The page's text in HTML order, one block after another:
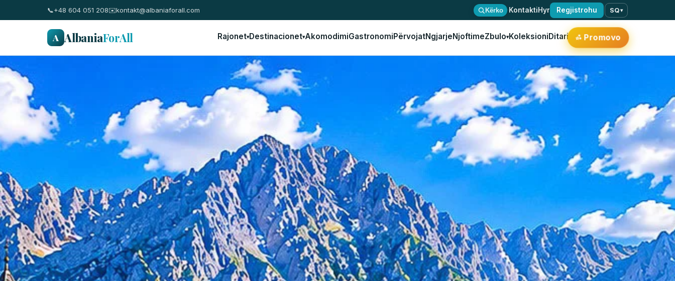
📞+48 604 051 208✉️kontakt@albaniaforall.com Kërko ·KontaktiHyr Regjistrohu SQ▾
A AlbaniaForAll Rajonet▾Destinacionet▾AkomodimiGastronomiPërvojatNgjarjeNjoftimeZbulo▾KoleksioniDitari ✨Promovo